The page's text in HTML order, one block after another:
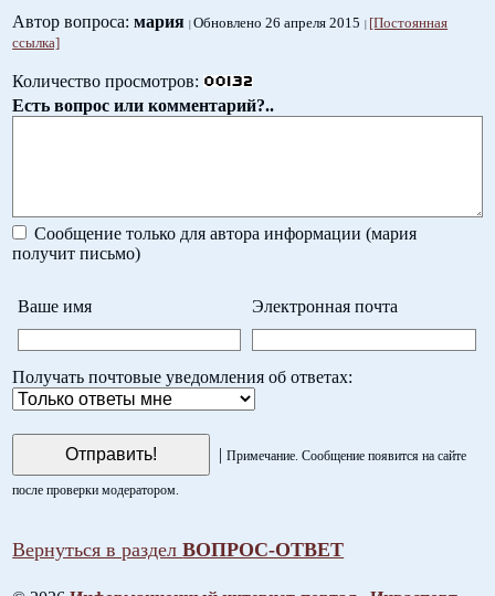
Автор вопроса:мария Обновлено 26 апреля 2015
[Постоянная
ссылка]
Количество просмотров:
Есть вопрос или комментарий?..
Сообщение только для автора информации (мария
получит письмо)
Ваше имя Электронная почта
Получать почтовые уведомления об ответах:
| Примечание. Сообщение появится на сайте
после проверки модератором.
Вернуться в разделВОПРОС-ОТВЕТ